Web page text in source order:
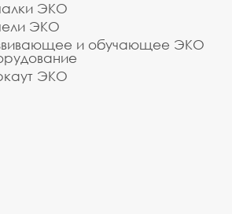
ЭКО
ЭКО
и обучающее ЭКО
ЭКО